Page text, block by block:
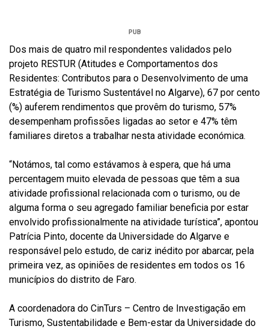
PUB
Dos mais de quatro mil respondentes validados pelo
projeto RESTUR (Atitudes e Comportamentos dos
Residentes: Contributos para o Desenvolvimento de uma
Estratégia de Turismo Sustentável no Algarve), 67 por cento
(%) auferem rendimentos que provêm do turismo, 57%
desempenham profissões ligadas ao setor e 47% têm
familiares diretos a trabalhar nesta atividade económica.
“Notámos, tal como estávamos à espera, que há uma
percentagem muito elevada de pessoas que têm a sua
atividade profissional relacionada com o turismo, ou de
alguma forma o seu agregado familiar beneficia por estar
envolvido profissionalmente na atividade turística”, apontou
Patrícia Pinto, docente da Universidade do Algarve e
responsável pelo estudo, de cariz inédito por abarcar, pela
primeira vez, as opiniões de residentes em todos os 16
municípios do distrito de Faro.
A coordenadora do CinTurs – Centro de Investigação em
Turismo, Sustentabilidade e Bem-estar da Universidade do